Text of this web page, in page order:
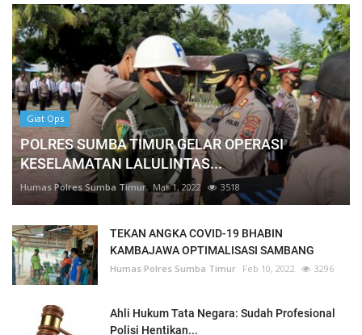
Giat Ops
POLRES SUMBA TIMUR GELAR OPERASI
KESELAMATAN LALULINTAS...
Humas Polres Sumba Timur Mar 1, 2022 3518
TEKAN ANGKA COVID-19 BHABIN
KAMBAJAWA OPTIMALISASI SAMBANG
Humas Polres Sumba Timur Feb 10, 2022 3296
Ahli Hukum Tata Negara: Sudah Profesional
Polisi Hentikan...